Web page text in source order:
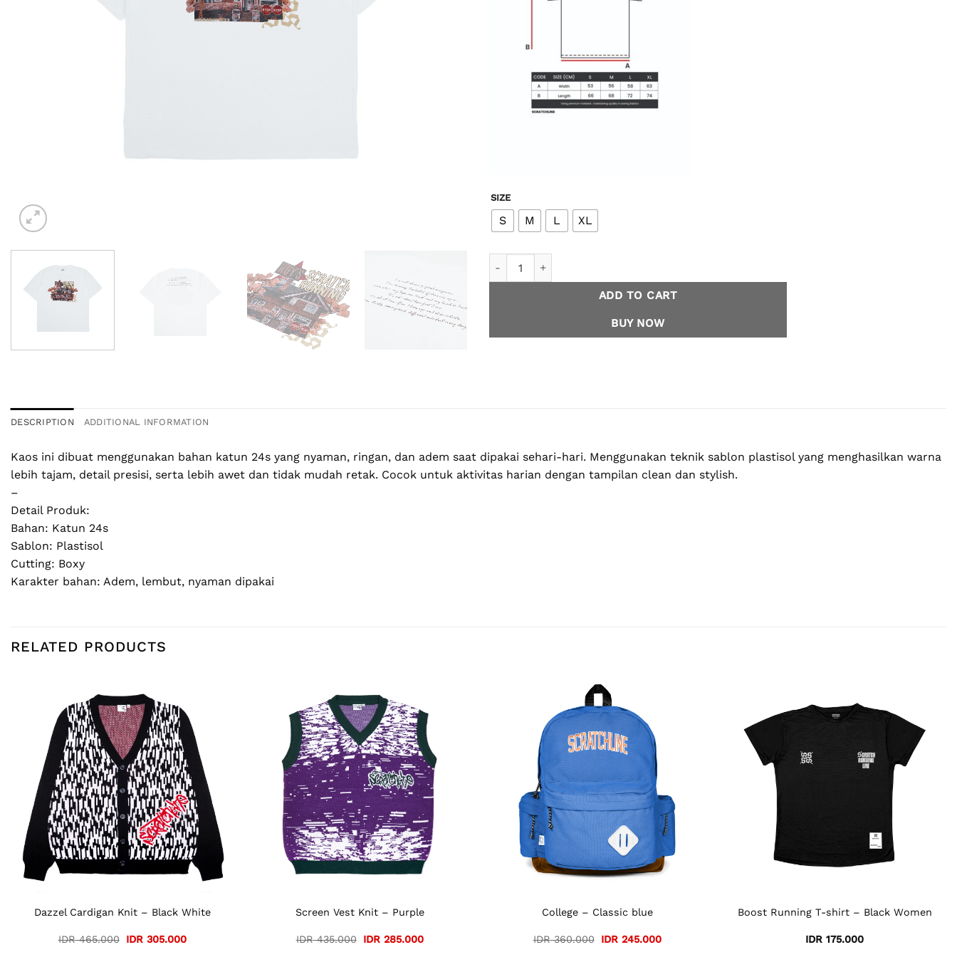
SIZE
S M L XL
ADD TO CART
BUY NOW
DESCRIPTION ADDITIONAL INFORMATION
Kaos ini dibuat menggunakan bahan katun 24s yang nyaman, ringan, dan adem saat dipakai sehari-hari. Menggunakan teknik sablon plastisol yang menghasilkan warna
lebih tajam, detail presisi, serta lebih awet dan tidak mudah retak. Cocok untuk aktivitas harian dengan tampilan clean dan stylish.
–
Detail Produk:
Bahan: Katun 24s
Sablon: Plastisol
Cutting: Boxy
Karakter bahan: Adem, lembut, nyaman dipakai
RELATED PRODUCTS
Dazzel Cardigan Knit – Black White
IDR465.000
Original
IDR305.000Current
Screen Vest Knit – Purple
IDR435.000
Original
IDR285.000Current
College – Classic blue
IDR360.000
Original
IDR245.000Current
Boost Running T-shirt – Black Women
IDR 175.000